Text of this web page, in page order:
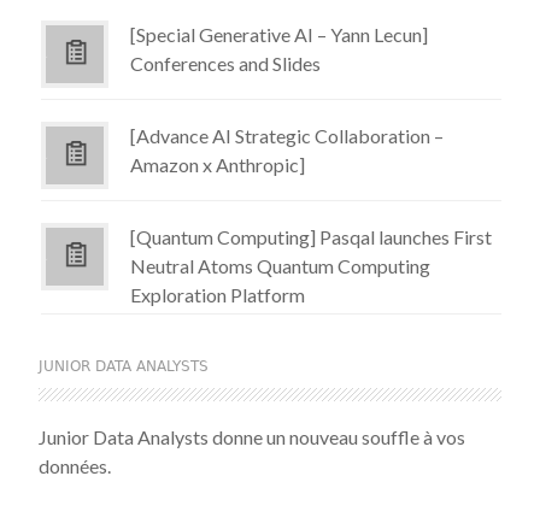
[Special Generative AI – Yann Lecun]
Conferences and Slides
[Advance AI Strategic Collaboration –
Amazon x Anthropic]
[Quantum Computing] Pasqal launches First
Neutral Atoms Quantum Computing
Exploration Platform
JUNIOR DATA ANALYSTS
Junior Data Analysts donne un nouveau souffle à vos
données.